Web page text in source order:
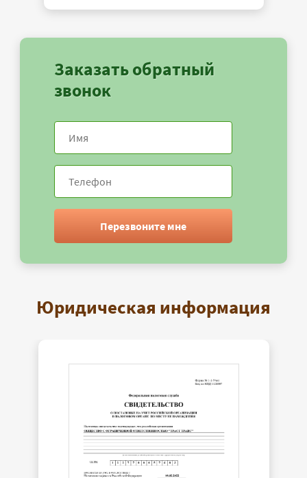
Заказать обратный
звонок
Перезвоните мне
Юридическая информация